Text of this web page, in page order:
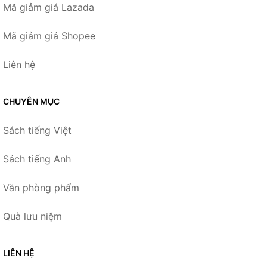
Mã giảm giá Lazada
Mã giảm giá Shopee
Liên hệ
CHUYÊN MỤC
Sách tiếng Việt
Sách tiếng Anh
Văn phòng phẩm
Quà lưu niệm
LIÊN HỆ